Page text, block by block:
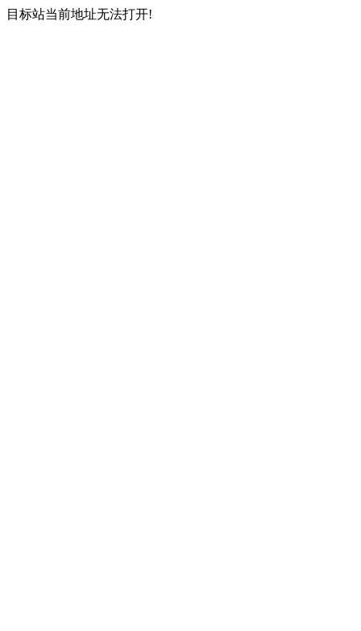
目标站当前地址无法打开!